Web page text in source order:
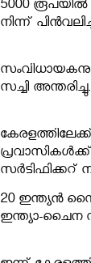
5000
നിന്ന്
സച്ചി അന്തരിച്ചു.
മന്ത്രിസഭ
20 ഇന്ത്യൻ
ഇന്ത്യാ-ചൈന